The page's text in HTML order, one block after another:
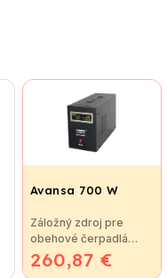
Avansa 700 W
260,87 €
Záložný zdroj pre
obehové čerpadlá
Avansa 700 W
Technické údaje